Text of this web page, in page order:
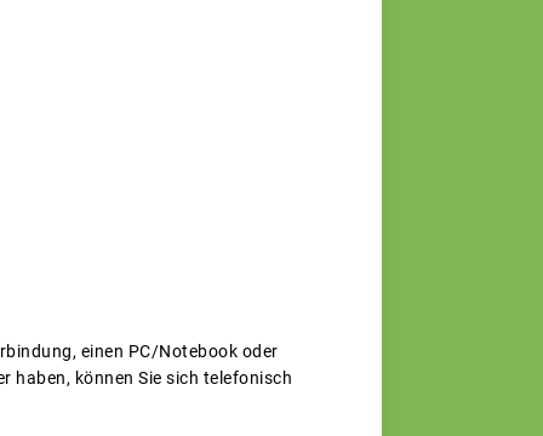
einen PC/Notebook oder
haben, können Sie sich telefonisch